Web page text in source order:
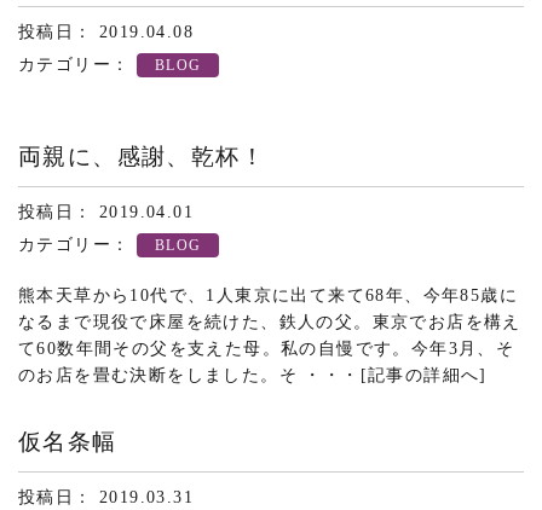
投稿日： 2019.04.08
カテゴリー：
BLOG
両親に、感謝、乾杯！
投稿日： 2019.04.01
カテゴリー：
BLOG
熊本天草から10代で、1人東京に出て来て68年、今年85歳に
なるまで現役で床屋を続けた、鉄人の父。東京でお店を構え
て60数年間その父を支えた母。私の自慢です。今年3月、そ
のお店を畳む決断をしました。そ ・・・ [記事の詳細へ]
仮名条幅
投稿日： 2019.03.31